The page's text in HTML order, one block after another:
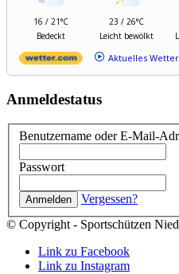
16 / 21°C
Bedeckt
23 / 26°C
Leicht bewölkt
Aktuelles
Anmeldestatus
Benutzername oder E-Mail-
Passwort
Vergessen?
© Copyright - Sportschützen
Link zu Facebook
Link zu Instagram